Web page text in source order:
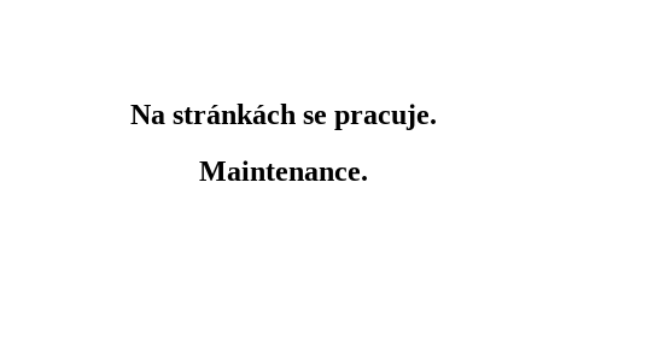
Na stránkách se pracuje.
Maintenance.